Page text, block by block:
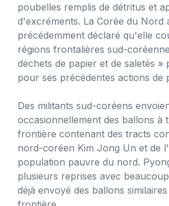
poubelles remplis de détritus et
d'excréments. La Corée du Nord
précédemment déclaré qu'elle
régions frontalières sud-
déchets de papier et de saletés
pour ses précédentes actions de
Des militants sud-coréens
occasionnellement des ballons à
frontière contenant des tracts
nord-coréen Kim Jong Un et de
population pauvre du nord.
plusieurs reprises avec
déjà envoyé des ballons